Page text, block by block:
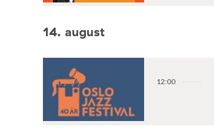
14. august
12:00